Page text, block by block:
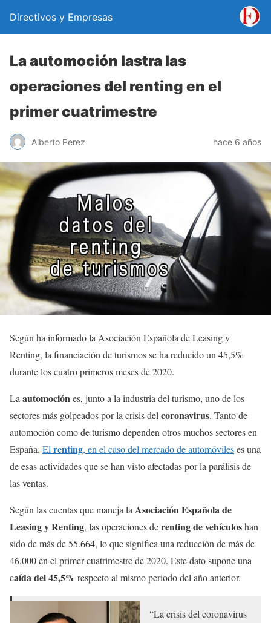
Directivos y Empresas
La automoción lastra las
operaciones del renting en el
primer cuatrimestre
Alberto Perez hace 6 años
Según ha informado la Asociación Española de Leasing y
Renting, la financiación de turismos se ha reducido un 45,5%
durante los cuatro primeros meses de 2020.
La automociónes, junto a la industria del turismo, uno de los
sectores más golpeados por la crisis del coronavirus. Tanto de
automoción como de turismo dependen otros muchos sectores en
España. El renting, en el caso del mercado de automóvileses una
de esas actividades que se han visto afectadas por la parálisis de
las ventas.
Según las cuentas que maneja la Asociación Española de
Leasing y Renting, las operaciones derenting de vehículoshan
sido de más de 55.664, lo que significa una reducción de más de
46.000 en el primer cuatrimestre de 2020. Este dato supone una
caída del 45,5% respecto al mismo periodo del año anterior.
“La crisis del coronavirus